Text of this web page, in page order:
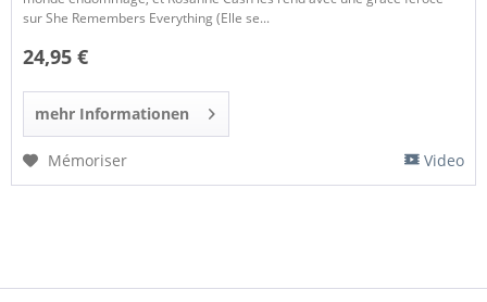
sur She Remembers Everything (Elle se...
24,95 €
mehr Informationen
Mémoriser Video